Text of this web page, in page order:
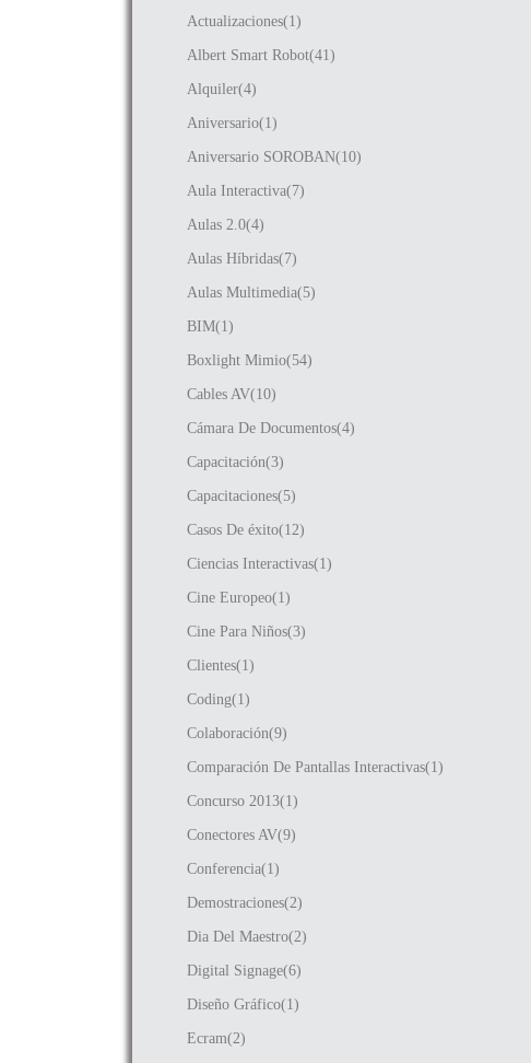
Actualizaciones(1)
Albert Smart Robot(41)
Alquiler(4)
Aniversario(1)
Aniversario SOROBAN(10)
Aula Interactiva(7)
Aulas 2.0(4)
Aulas Híbridas(7)
Aulas Multimedia(5)
BIM(1)
Boxlight Mimio(54)
Cables AV(10)
Cámara De Documentos(4)
Capacitación(3)
Capacitaciones(5)
Casos De éxito(12)
Ciencias Interactivas(1)
Cine Europeo(1)
Cine Para Niños(3)
Clientes(1)
Coding(1)
Colaboración(9)
Comparación De Pantallas Interactivas(1)
Concurso 2013(1)
Conectores AV(9)
Conferencia(1)
Demostraciones(2)
Dia Del Maestro(2)
Digital Signage(6)
Diseño Gráfico(1)
Ecram(2)